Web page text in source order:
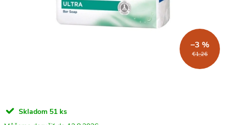
€1,26
–3 %
Skladom 51 ks